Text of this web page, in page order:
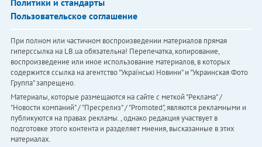
Пользовательское соглашение
При полном или частичном воспроизведении материалов прямая
гиперссылка на LB.ua обязательна! Перепечатка, копирование,
воспроизведение или иное использование материалов, в которых
содержится ссылка на агентство "Українськi Новини" и "Украинская Фото
Группа" запрещено.
Материалы, которые размещаются на сайте с меткой "Реклама" /
"Новости компаний" / "Пресрелиз" / "Promoted", являются рекламными и
публикуются на правах рекламы. , однако редакция участвует в
подготовке этого контента и разделяет мнения, высказанные в этих
материалах.